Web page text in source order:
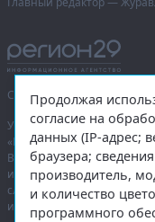
Сетевое издание
Учредитель — общество с
«Правда Севера».
Выписка из реестра
информации:ЭЛ № ФС 77-
службой по надзору в
и массовых коммуникаций
Продолжая
согласие на
данных (IP-адрес;
браузера;
производитель,
и количество
программного